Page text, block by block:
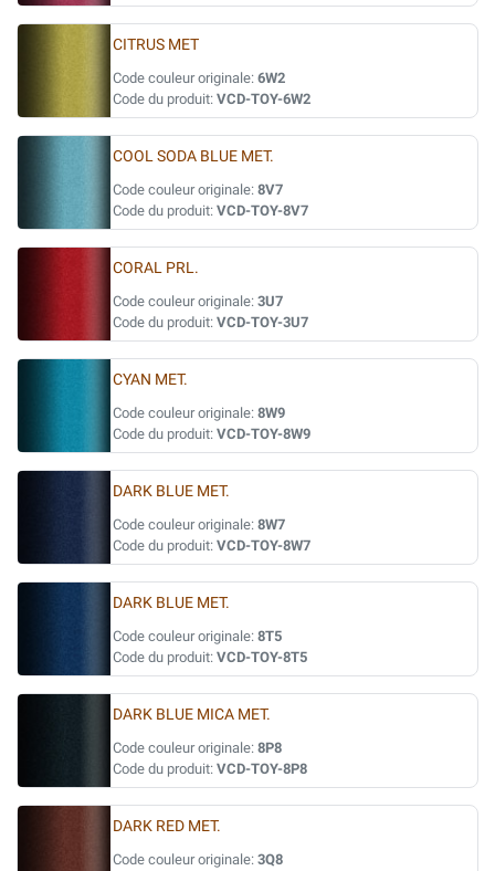
CITRUS MET
Code couleur originale: 6W2
Code du produit: VCD-TOY-6W2
COOL SODA BLUE MET.
Code couleur originale: 8V7
Code du produit: VCD-TOY-8V7
CORAL PRL.
Code couleur originale: 3U7
Code du produit: VCD-TOY-3U7
CYAN MET.
Code couleur originale: 8W9
Code du produit: VCD-TOY-8W9
DARK BLUE MET.
Code couleur originale: 8W7
Code du produit: VCD-TOY-8W7
DARK BLUE MET.
Code couleur originale: 8T5
Code du produit: VCD-TOY-8T5
DARK BLUE MICA MET.
Code couleur originale: 8P8
Code du produit: VCD-TOY-8P8
DARK RED MET.
Code couleur originale: 3Q8